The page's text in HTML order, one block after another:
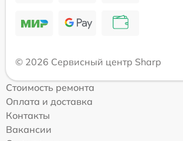
© 2026 Сервисный центр Sharp
Стоимость ремонта
Оплата и доставка
Контакты
Вакансии